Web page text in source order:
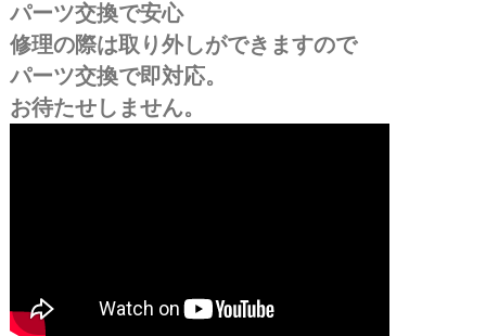
パーツ交換で安心
修理の際は取り外しができますので
パーツ交換で即対応。
お待たせしません。